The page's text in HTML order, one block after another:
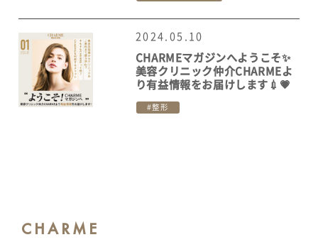
2024.05.10
CHARMEマガジンへようこそ✨
美容クリニック仲介CHARMEよ
り有益情報をお届けします💉💗
整形
CHARME